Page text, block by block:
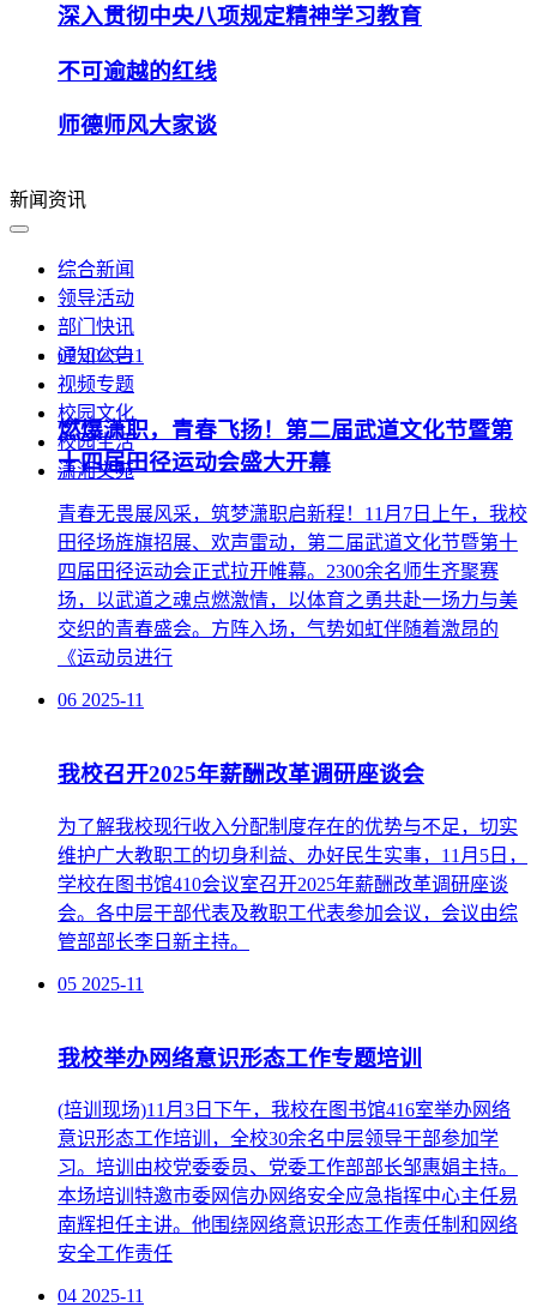
深入贯彻中央八项规定精神学习教育
不可逾越的红线
师德师风大家谈
新闻资讯
综合新闻
领导活动
部门快讯
通知公告
视频专题
校园文化
校园生活
潇湘文苑
07 2025-11
燃爆潇职，青春飞扬！第二届武道文化节暨第
十四届田径运动会盛大开幕
青春无畏展风采，筑梦潇职启新程！11月7日上午，我校
田径场旌旗招展、欢声雷动，第二届武道文化节暨第十
四届田径运动会正式拉开帷幕。2300余名师生齐聚赛
场，以武道之魂点燃激情，以体育之勇共赴一场力与美
交织的青春盛会。方阵入场，气势如虹伴随着激昂的
《运动员进行
06 2025-11
我校召开2025年薪酬改革调研座谈会
为了解我校现行收入分配制度存在的优势与不足，切实
维护广大教职工的切身利益、办好民生实事，11月5日，
学校在图书馆410会议室召开2025年薪酬改革调研座谈
会。各中层干部代表及教职工代表参加会议，会议由综
管部部长李日新主持。
05 2025-11
我校举办网络意识形态工作专题培训
(培训现场)11月3日下午，我校在图书馆416室举办网络
意识形态工作培训，全校30余名中层领导干部参加学
习。培训由校党委委员、党委工作部部长邹惠娟主持。
本场培训特邀市委网信办网络安全应急指挥中心主任易
南辉担任主讲。他围绕网络意识形态工作责任制和网络
安全工作责任
04 2025-11